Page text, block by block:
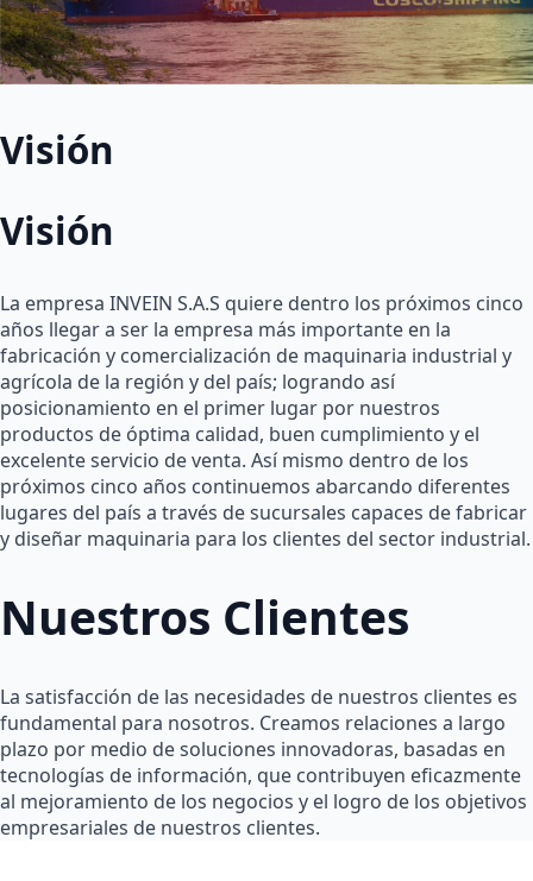
Visión
Visión
La empresa INVEIN S.A.S quiere dentro los próximos cinco
años llegar a ser la empresa más importante en la
fabricación y comercialización de maquinaria industrial y
agrícola de la región y del país; logrando así
posicionamiento en el primer lugar por nuestros
productos de óptima calidad, buen cumplimiento y el
excelente servicio de venta. Así mismo dentro de los
próximos cinco años continuemos abarcando diferentes
lugares del país a través de sucursales capaces de fabricar
y diseñar maquinaria para los clientes del sector industrial.
Nuestros Clientes
La satisfacción de las necesidades de nuestros clientes es
fundamental para nosotros. Creamos relaciones a largo
plazo por medio de soluciones innovadoras, basadas en
tecnologías de información, que contribuyen eficazmente
al mejoramiento de los negocios y el logro de los objetivos
empresariales de nuestros clientes.